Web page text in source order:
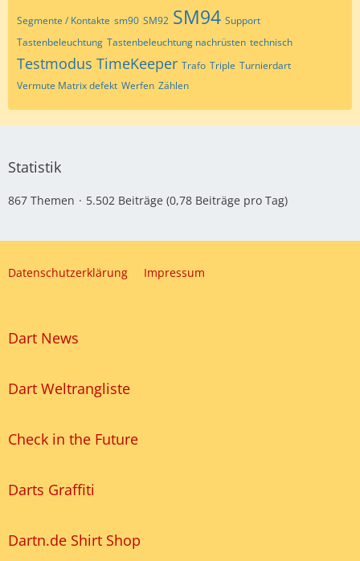
Segmente / Kontakte sm90 SM92 SM94 Support
Tastenbeleuchtung Tastenbeleuchtung nachrüsten technisch
Testmodus TimeKeeper Trafo Triple Turnierdart
Vermute Matrix defekt Werfen Zählen
Statistik
867 Themen 5.502 Beiträge (0,78 Beiträge pro Tag)
Datenschutzerklärung Impressum
Dart News
Dart Weltrangliste
Check in the Future
Darts Graffiti
Dartn.de Shirt Shop